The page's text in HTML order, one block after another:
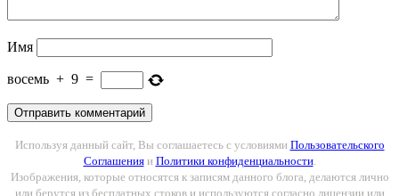
Имя
восемь + 9 =
Используя данный сайт, Вы соглашаетесь с условиями Пользовательского
Соглашенияи Политики конфиденциальности.
Изображения, которые относятся к записям данного блога, делаются лично
или берутся из бесплатных стоков и используются согласно лицензии или